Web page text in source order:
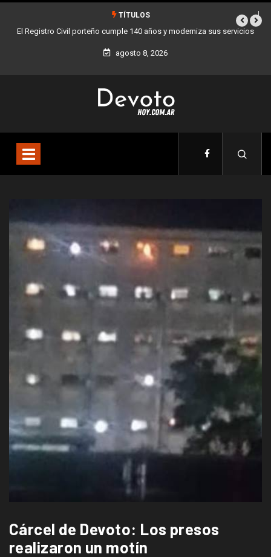
TÍTULOS
sus servicios Buenos Aires sumó 12 nuevos Bares Notables y ya
agosto 8, 2026
Cárcel de Devoto: Los presos
realizaron un motín